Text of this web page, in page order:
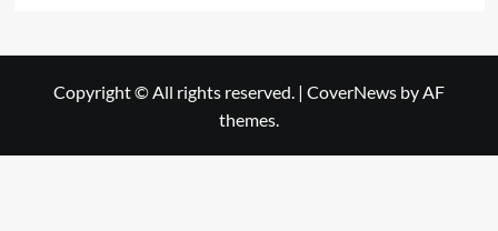
Copyright © All rights reserved. | CoverNews by AF
themes.